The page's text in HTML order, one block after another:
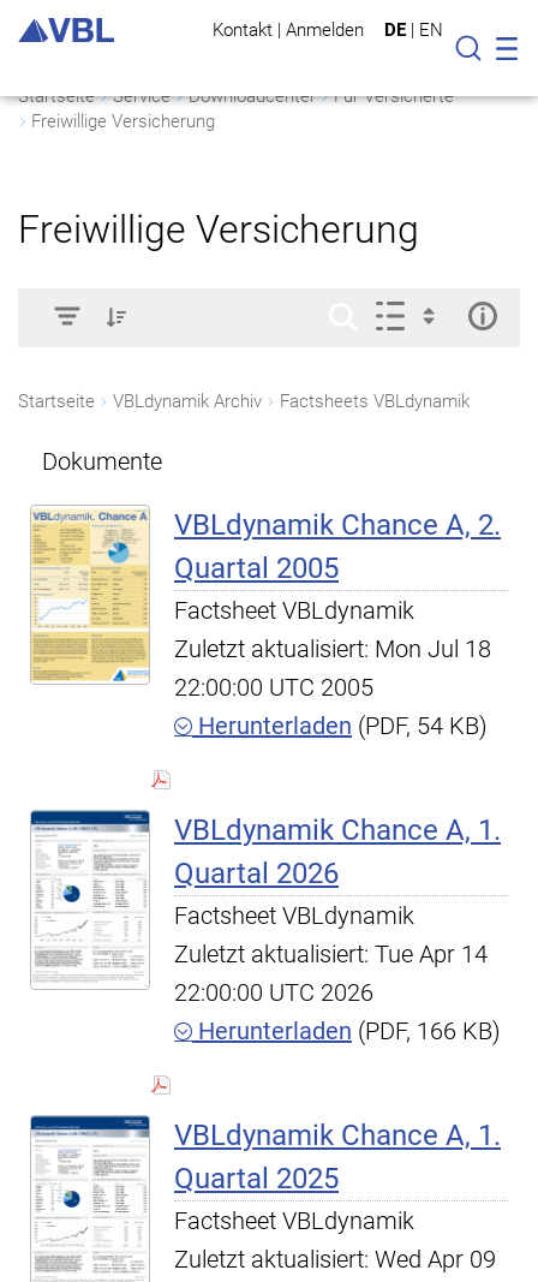
Kontakt | Anmelden DE | EN
Suche
Startseite Service Downloadcenter
Für Versicherte
Freiwillige Versicherung
Freiwillige Versicherung
Startseite VBLdynamik Archiv Factsheets VBLdynamik
Dokumente
VBLdynamik Chance A, 2.
Quartal 2005
Factsheet VBLdynamik
Zuletzt aktualisiert: Mon Jul 18
22:00:00 UTC 2005
Herunterladen (PDF, 54 KB)
VBLdynamik Chance A, 1.
Quartal 2026
Factsheet VBLdynamik
Zuletzt aktualisiert: Tue Apr 14
22:00:00 UTC 2026
Herunterladen (PDF, 166 KB)
VBLdynamik Chance A, 1.
Quartal 2025
Factsheet VBLdynamik
Zuletzt aktualisiert: Wed Apr 09